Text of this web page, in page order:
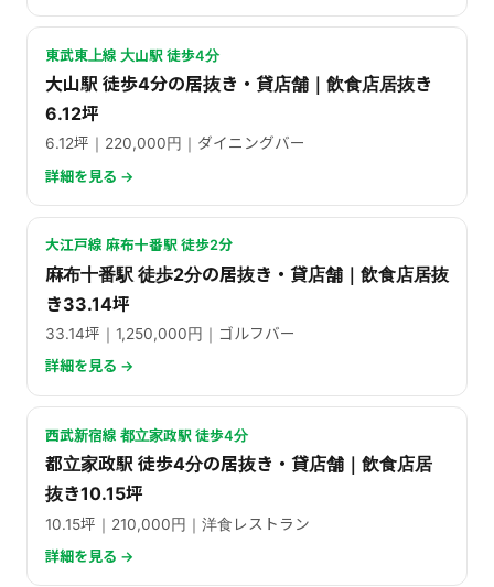
東武東上線 大山駅 徒歩4分
大山駅 徒歩4分の居抜き・貸店舗｜飲食店居抜き
6.12坪
6.12坪｜220,000円｜ダイニングバー
詳細を見る →
大江戸線 麻布十番駅 徒歩2分
麻布十番駅 徒歩2分の居抜き・貸店舗｜飲食店居抜
き33.14坪
33.14坪｜1,250,000円｜ゴルフバー
詳細を見る →
西武新宿線 都立家政駅 徒歩4分
都立家政駅 徒歩4分の居抜き・貸店舗｜飲食店居
抜き10.15坪
10.15坪｜210,000円｜洋食レストラン
詳細を見る →